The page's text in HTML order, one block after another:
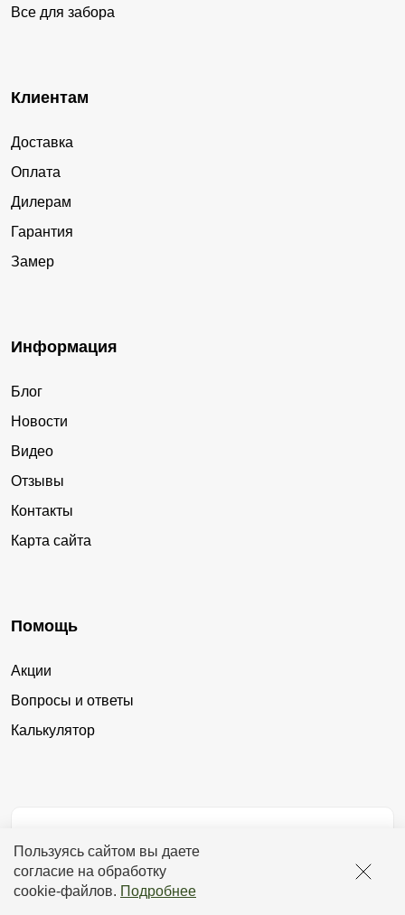
Пользуясь сайтом вы даете
согласие на обработку
cookie-файлов. Подробнее
Все для забора
Клиентам
Доставка
Оплата
Дилерам
Гарантия
Замер
Информация
Блог
Новости
Видео
Отзывы
Контакты
Карта сайта
Помощь
Акции
Вопросы и ответы
Калькулятор
Контакты